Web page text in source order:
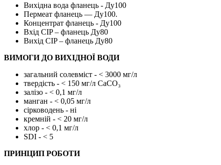
Вихідна вода фланець - Ду100
Пермеат фланець — Ду100.
Концентрат фланець - Ду100
Вхід CIP – фланець Ду80
Вихід CIP – фланець Ду80
ВИМОГИ ДО ВИХІДНОЇ ВОДИ
загальний солевміст - < 3000 мг/л
твердість - < 150 мг/л CaCO₃
залізо - < 0,1 мг/л
манган - < 0,05 мг/л
сірководень - ні
кремній - < 20 мг/л
хлор - < 0,1 мг/л
SDI - < 5
ПРИНЦИП РОБОТИ